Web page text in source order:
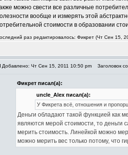
можно свести все различные
вообще и измерять этой
стоимости в образовании
раз редактировалось: Фикрет (Чт Сен 15,
Добавлено: Чт Сен 15, 2011 10:50 pm Заголовок
Фикрет писал(а):
uncle_Alex писал(а):
У Фикрета всё, отношения и
Деньги обладают такой функцией как
являются мерой стоимости, то
мерить стоимость. Линейкой можно
можно мерить вес только потому, что